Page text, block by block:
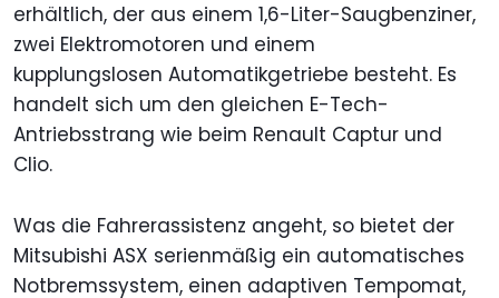
erhältlich, der aus einem 1,6-Liter-Saugbenziner,
zwei Elektromotoren und einem
kupplungslosen Automatikgetriebe besteht. Es
handelt sich um den gleichen E-Tech-
Antriebsstrang wie beim Renault Captur und
Clio.
Was die Fahrerassistenz angeht, so bietet der
Mitsubishi ASX serienmäßig ein automatisches
Notbremssystem, einen adaptiven Tempomat,